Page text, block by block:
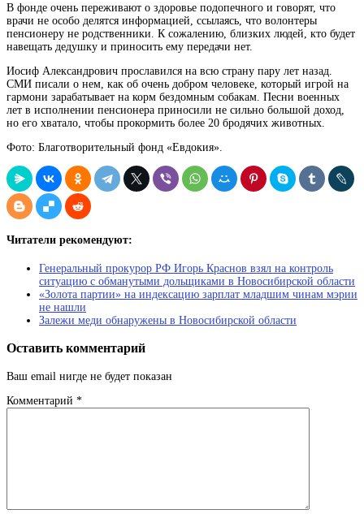
В фонде очень переживают о здоровье подопечного и говорят, что
врачи не особо делятся информацией, ссылаясь, что волонтеры
пенсионеру не родственники. К сожалению, близких людей, кто будет
навещать дедушку и приносить ему передачи нет.
Иосиф Александрович прославился на всю страну пару лет назад.
СМИ писали о нем, как об очень добром человеке, который игрой на
гармони зарабатывает на корм бездомным собакам. Песни военных
лет в исполнении пенсионера приносили не сильно большой доход,
но его хватало, чтобы прокормить более 20 бродячих животных.
Фото: Благотворительный фонд «Евдокия».
Читатели рекомендуют:
Генеральный прокурор РФ Игорь Краснов взял на контроль
ситуацию с обманутыми дольщиками в Новосибирской области
«Золота партии» на индексацию зарплат младшим чинам мэрии
не нашли
Залежи меди обнаружены в Новосибирской области
Оставить комментарий
Ваш email нигде не будет показан
Комментарий *